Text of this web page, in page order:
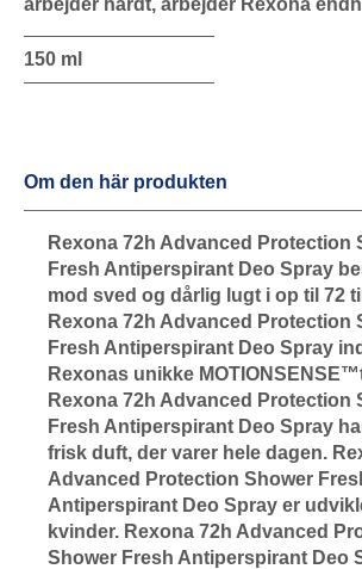
arbejder hårdt, arbejder Rexona
150 ml
Om den här produkten
Rexona 72h Advanced Protection
Fresh Antiperspirant Deo Spray
mod sved og dårlig lugt i op til 72
Rexona 72h Advanced Protection
Fresh Antiperspirant Deo Spray
Rexonas unikke
Rexona 72h Advanced Protection
Fresh Antiperspirant Deo Spray
frisk duft, der varer hele dagen.
Advanced Protection Shower
Antiperspirant Deo Spray er
kvinder. Rexona 72h Advanced
Shower Fresh Antiperspirant Deo